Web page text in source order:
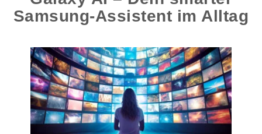
Samsung-Assistent im Alltag